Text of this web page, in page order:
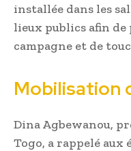
installée dans les
lieux publics afin
campagne et de
Mobilisation
Dina Agbewanou,
Togo, a rappelé aux